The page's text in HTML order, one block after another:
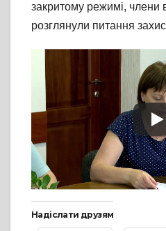
закритому режимі, члени
розглянули питання
Надіслати друзям